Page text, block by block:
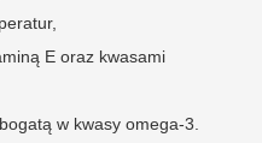
E oraz kwasami
w kwasy omega-3.